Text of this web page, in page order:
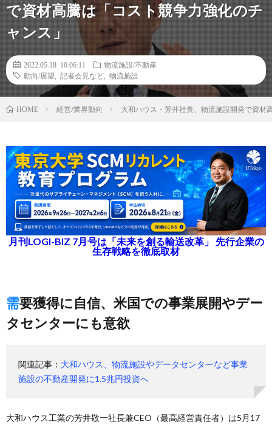
で資材高騰は「コスト競争力強化のチ
ャンス」
2022.05.18 10:06:11
物流施設/不動産
動向/展望
記者会見など 物流施設
HOME 経営/業界動向 大和ハウス・芳井社長、物流施設開発で資材
月刊LOGI-BIZ 7月号は「未来を創る輸送改革」 先行企業の
生存戦略を徹底取材
需要獲得に自信、米国での事業展開やデー
タセンターにも意欲
関連記事： 大和ハウス、物流施設やデータセンターなど事業
施設の不動産開発に1.5兆円投資へ
大和ハウス工業の芳井敬一社長兼CEO（最高経営責任者）は5月17